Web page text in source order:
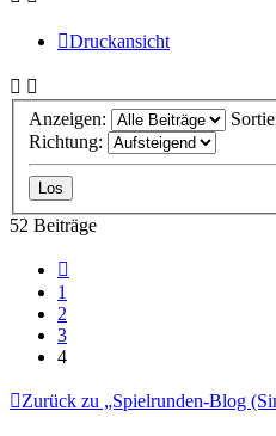
Druckansicht
Anzeigen:
Richtung:
52 Beiträge
1
2
3
4
Zurück zu „Spielrunden-Blog